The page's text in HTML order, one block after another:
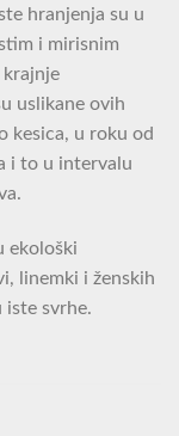
hranjenja su u
i mirisnim
krajnje
uslikane ovih
kesica, u roku od
i to u intervalu
ekološki
linemki i ženskih
iste svrhe.